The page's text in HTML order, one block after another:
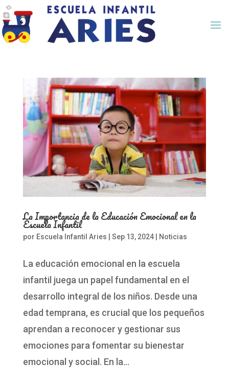
La Importancia de la Educación Emocional en la
Escuela Infantil
por Escuela Infantil Aries Sep 13, 2024| Noticias
La educación emocional en la escuela
infantil juega un papel fundamental en el
desarrollo integral de los niños. Desde una
edad temprana, es crucial que los pequeños
aprendan a reconocer y gestionar sus
emociones para fomentar su bienestar
emocional y social. En la...